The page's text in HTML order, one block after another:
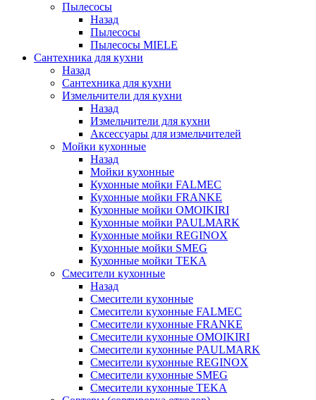
Пылесосы
Назад
Пылесосы
Пылесосы MIELE
Сантехника для кухни
Назад
Сантехника для кухни
Измельчители для кухни
Назад
Измельчители для кухни
Аксессуары для измельчителей
Мойки кухонные
Назад
Мойки кухонные
Кухонные мойки FALMEC
Кухонные мойки FRANKE
Кухонные мойки OMOIKIRI
Кухонные мойки PAULMARK
Кухонные мойки REGINOX
Кухонные мойки SMEG
Кухонные мойки TEKA
Смесители кухонные
Назад
Смесители кухонные
Смесители кухонные FALMEC
Смесители кухонные FRANKE
Смесители кухонные OMOIKIRI
Смесители кухонные PAULMARK
Смесители кухонные REGINOX
Смесители кухонные SMEG
Смесители кухонные TEKA